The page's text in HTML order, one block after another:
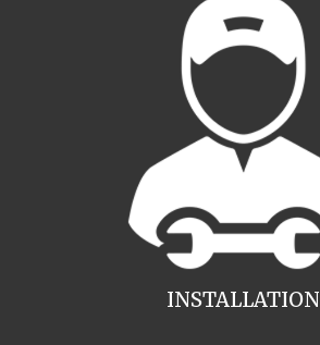
INSTALLATION